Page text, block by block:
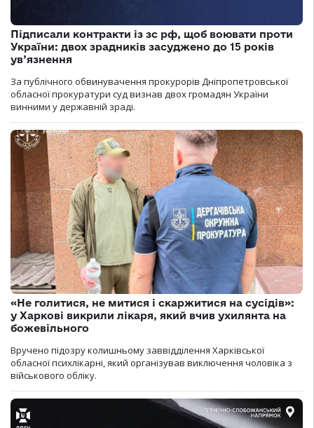
Підписали контракти із зс рф, щоб воювати проти
України: двох зрадників засуджено до 15 років
ув’язнення
За публічного обвинувачення прокурорів Дніпропетровської
обласної прокуратури суд визнав двох громадян України
винними у державній зраді.
«Не голитися, не митися і скаржитися на сусідів»:
у Харкові викрили лікаря, який вчив ухилянта на
божевільного
Вручено підозру колишньому заввідділення Харківської
обласної психлікарні, який організував виключення чоловіка з
військового обліку.